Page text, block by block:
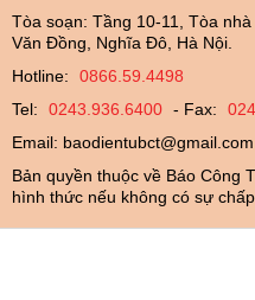
Tòa soạn: Tầng 10-11, Tòa
Văn Đồng, Nghĩa Đô, Hà Nội.
Hotline:
0866.59.4498
Tel:
0243.936.6400 - Fax:
Email: baodientubct@gmail.com
Bản quyền thuộc về Báo Công
hình thức nếu không có sự